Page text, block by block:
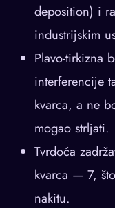
deposition) i
industrijskim
Plavo-tirkizna
interferencije
kvarca, a ne
mogao strljati.
Tvrdoća
kvarca — 7,
nakitu.